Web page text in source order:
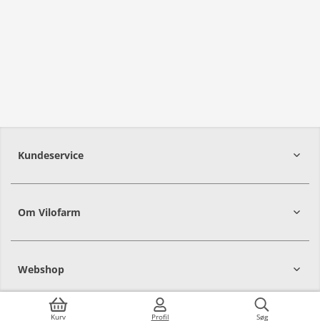
Kurv Profil Søg
Kundeservice
Om Vilofarm
Webshop